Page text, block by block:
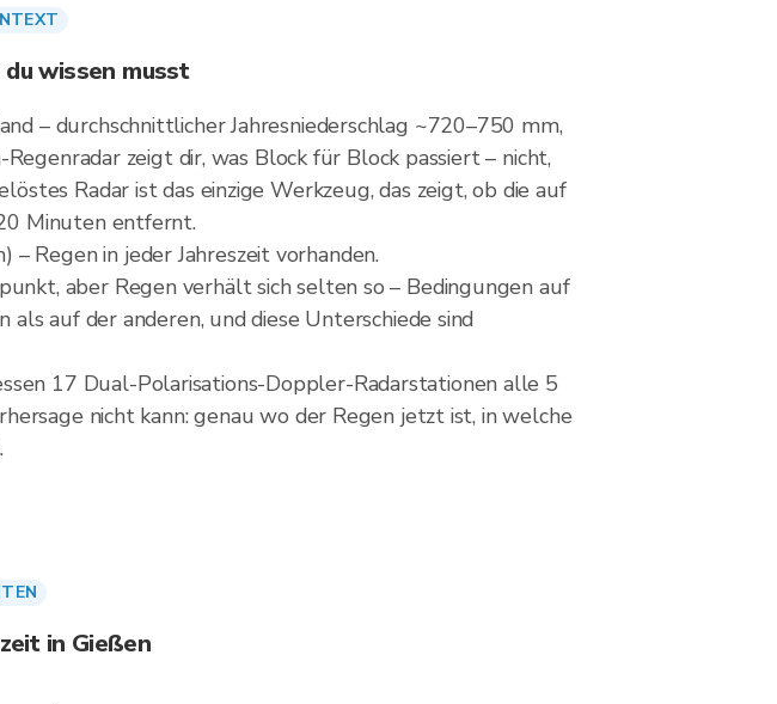
du wissen musst
– durchschnittlicher Jahresniederschlag ~720–750 mm,
zeigt dir, was Block für Block passiert – nicht,
Radar ist das einzige Werkzeug, das zeigt, ob die auf
Minuten entfernt.
Regen in jeder Jahreszeit vorhanden.
aber Regen verhält sich selten so – Bedingungen auf
auf der anderen, und diese Unterschiede sind
17 Dual-Polarisations-Doppler-Radarstationen alle 5
nicht kann: genau wo der Regen jetzt ist, in welche
in Gießen